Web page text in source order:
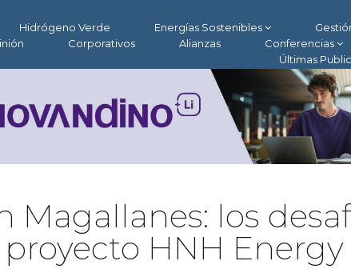
Hidrógeno Verde Energías Sostenibles
Corporativos Alianzas Conferencias
Últimas
Magallanes: los
HNH Energy